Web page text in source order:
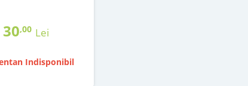
30,00 Lei
Indisponibil